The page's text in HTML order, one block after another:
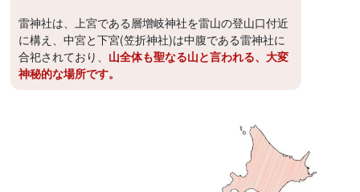
雷神社は、上宮である層增岐神社を雷山の登山口付近
に構え、中宮と下宮(笠折神社)は中腹である雷神社に
合祀されており、 山全体も聖なる山と言われる、大変
神秘的な場所です。